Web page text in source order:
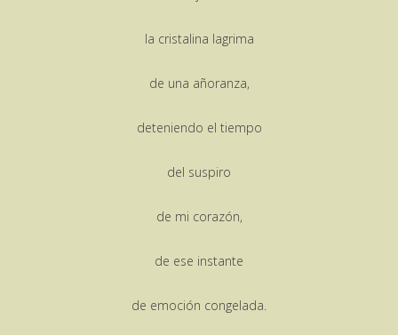
la cristalina lagrima
de una añoranza,
deteniendo el tiempo
del suspiro
de mi corazón,
de ese instante
de emoción congelada.